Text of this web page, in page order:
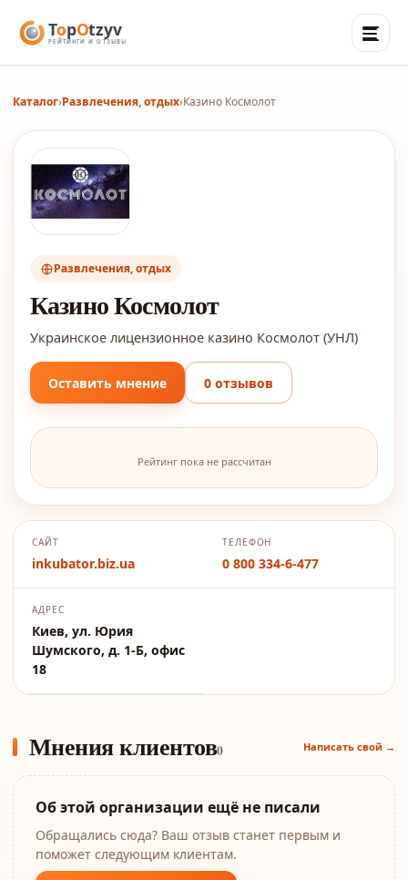
Каталог›Развлечения, отдых›Казино Космолот
Развлечения, отдых
Казино Космолот
Украинское лицензионное казино Космолот (УНЛ)
Оставить мнение 0 отзывов
Рейтинг пока не рассчитан
САЙТ
inkubator.biz.ua
ТЕЛЕФОН
0 800 334-6-477
АДРЕС
Киев, ул. Юрия
Шумского, д. 1-Б, офис
18
Мнения клиентов0 Написать свой →
Об этой организации ещё не писали
Обращались сюда? Ваш отзыв станет первым и
поможет следующим клиентам.